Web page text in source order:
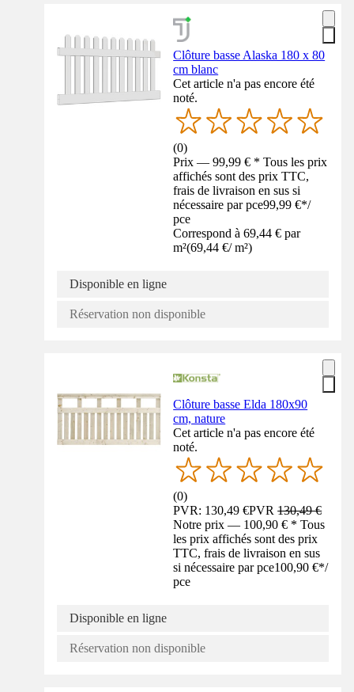
Clôture basse Alaska 180 x 80
cm blanc
Cet article n'a pas encore été
noté.
(0)
Prix — 99,99 € * Tous les prix
affichés sont des prix TTC,
frais de livraison en sus si
nécessaire par pce99,99 €*/
pce
Correspond à 69,44 € par
m²(69,44 €/ m²)
Disponible en ligne
Réservation non disponible
Clôture basse Elda 180x90
cm, nature
Cet article n'a pas encore été
noté.
(0)
PVR: 130,49 €PVR130,49 €
Notre prix — 100,90 € * Tous
les prix affichés sont des prix
TTC, frais de livraison en sus
si nécessaire par pce100,90 €*/
pce
Disponible en ligne
Réservation non disponible